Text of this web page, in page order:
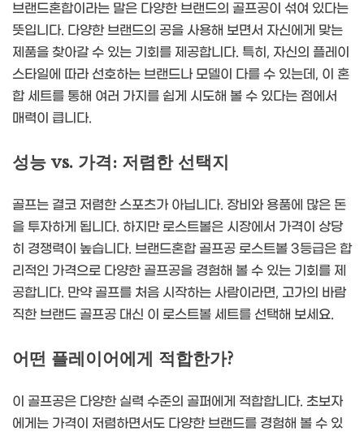
브랜드혼합이라는 말은 다양한 브랜드의 골프공이 섞여 있다는
뜻입니다. 다양한 브랜드의 공을 사용해 보면서 자신에게 맞는
제품을 찾아갈 수 있는 기회를 제공합니다. 특히, 자신의 플레이
스타일에 따라 선호하는 브랜드나 모델이 다를 수 있는데, 이 혼
합 세트를 통해 여러 가지를 쉽게 시도해 볼 수 있다는 점에서
매력이 큽니다.
성능 vs. 가격: 저렴한 선택지
골프는 결코 저렴한 스포츠가 아닙니다. 장비와 용품에 많은 돈
을 투자하게 됩니다. 하지만 로스트볼은 시장에서 가격이 상당
히 경쟁력이 높습니다. 브랜드혼합 골프공 로스트볼 3등급은 합
리적인 가격으로 다양한 골프공을 경험해 볼 수 있는 기회를 제
공합니다. 만약 골프를 처음 시작하는 사람이라면, 고가의 바람
직한 브랜드 골프공 대신 이 로스트볼 세트를 선택해 보세요.
어떤 플레이어에게 적합한가?
이 골프공은 다양한 실력 수준의 골퍼에게 적합합니다. 초보자
에게는 가격이 저렴하면서도 다양한 브랜드를 경험해 볼 수 있